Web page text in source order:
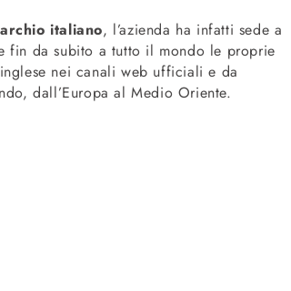
italiano, l’azienda ha infatti sede a
fin da subito a tutto il mondo le proprie
nei canali web ufficiali e da
dall’Europa al Medio Oriente.